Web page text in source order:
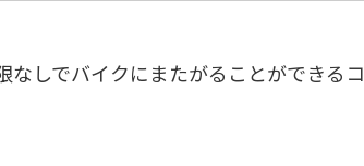
なしでバイクにまたがることができるコ